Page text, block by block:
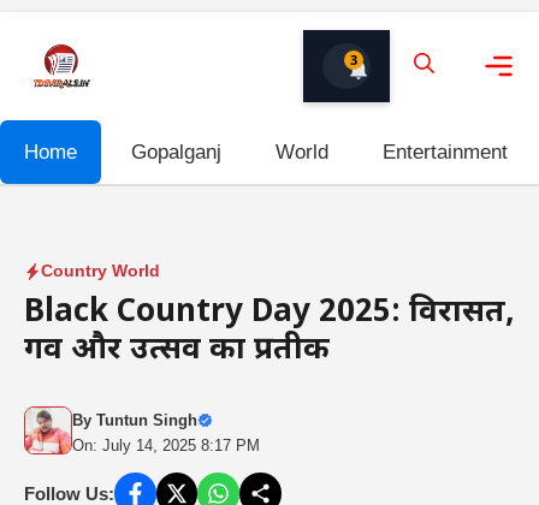
content
3
Home Gopalganj World Entertainment
Country World
Black Country Day 2025: विरासत,
गर्व और उत्सव का प्रतीक
By Tuntun Singh
On: July 14, 2025 8:17 PM
Follow Us: